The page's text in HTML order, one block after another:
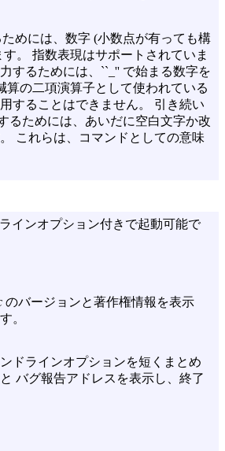
めには、数字 (小数点が有っても構
。 指数表現はサポートされていま
するためには、``_'' で始まる数字を
算の二項演算子として使われている
することはできません。 引き続い
るためには、あいだに空白文字か改
これらは、コマンドとしての意味
インオプション付きで起動可能で
のバージョンと著作権情報を表示
。
ドラインオプションを短くまとめ
バグ報告アドレスを表示し、終了